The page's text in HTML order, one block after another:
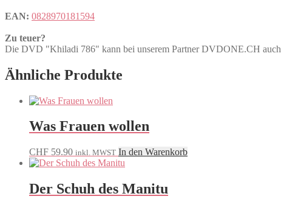
EAN: 0828970181594
Zu teuer?
Die DVD "Khiladi 786" kann bei unserem Partner DVDONE.CH auch
Ähnliche Produkte
Was Frauen wollen
CHF 59.90 inkl. MWST In den Warenkorb
Der Schuh des Manitu